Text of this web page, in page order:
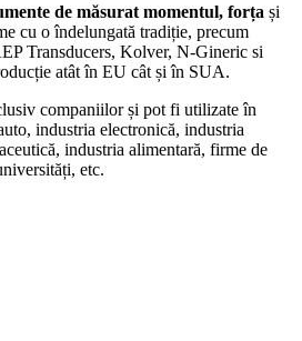
de măsurat momentul, forța și
cu o îndelungată tradiție, precum
Transducers, Kolver, N-Gineric si
atât în EU cât și în SUA.
companiilor și pot fi utilizate în
industria electronică, industria
industria alimentară, firme de
etc.